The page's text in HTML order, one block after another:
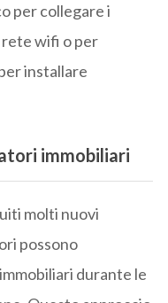
per collegare i
wifi o per
installare
immobiliari
molti nuovi
possono
durante le